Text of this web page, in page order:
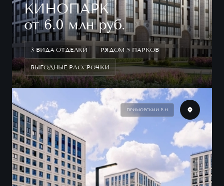
КИНОПАРК
от 6.0 млн руб.
3 ВИДА ОТДЕЛКИ РЯДОМ 5 ПАРКОВ
ВЫГОДНЫЕ РАССРОЧКИ
ПРИМОРСКИЙ Р-Н